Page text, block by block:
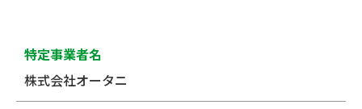
特定事業者名
株式会社オータニ